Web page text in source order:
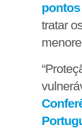
tratar